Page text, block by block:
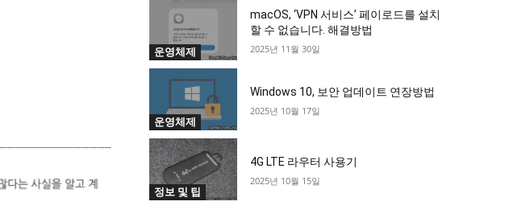
운영체제
macOS, ‘VPN 서비스’ 페이로드를 설치
할 수 없습니다. 해결방법
2025년 11월 30일
운영체제
Windows 10, 보안 업데이트 연장방법
2025년 10월 17일
정보 및 팁
4G LTE 라우터 사용기
2025년 10월 15일